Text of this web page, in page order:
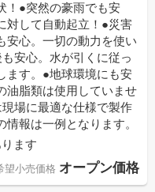
！●突然の豪雨でも安
対して自動起立！●災害
安心。一切の動力を使い
安心。水が引くに従っ
ます。●地球環境にも安
油脂類は使用していませ
場に最適な仕様で製作
情報は一例となります。
ます
望小売価格 オープン価格